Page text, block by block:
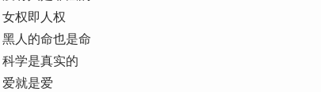
女权即人权
黑人的命也是命
科学是真实的
爱就是爱